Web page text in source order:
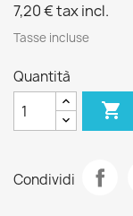
7,20 €tax incl.
Tasse incluse
Quantità

Condividi